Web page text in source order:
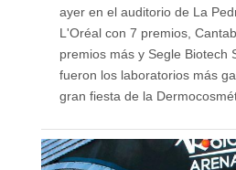
ayer en el auditorio de La
L'Oréal con 7 premios,
premios más y Segle Biotech
fueron los laboratorios más
gran fiesta de la